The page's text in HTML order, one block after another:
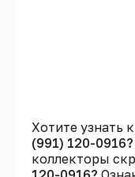
Хотите узнать
(991) 120-0916?
коллекторы